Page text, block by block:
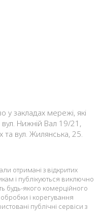
закладах мережі, які
Нижній Вал 19/21,
вул. Жилянська, 25.
отримані з відкритих
і публікуються виключно
будь-якого комерційного
і корегування
публічні сервіси з